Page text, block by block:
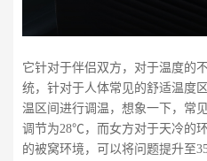
它针对于伴侣双方，对于温度的
统，针对于人体常见的舒适温度
温区间进行调温，想象一下，常
调节为28℃，而女方对于天冷的
的被窝环境，可以将问题提升至